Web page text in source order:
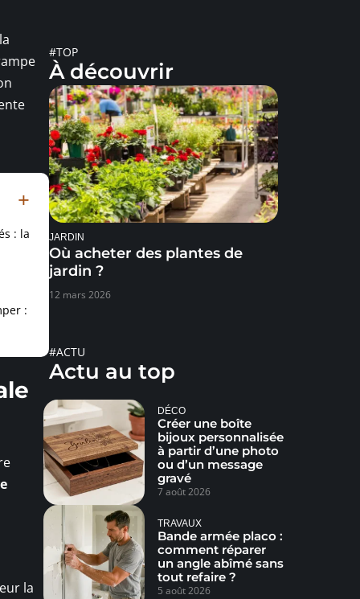
: la
:
la
#TOP
À découvrir
JARDIN
Où acheter des plantes de
jardin ?
12 mars 2026
#ACTU
Actu au top
DÉCO
Créer une boîte
bijoux personnalisée
à partir d’une photo
ou d’un message
gravé
7 août 2026
TRAVAUX
Bande armée placo :
comment réparer
un angle abîmé sans
tout refaire ?
5 août 2026